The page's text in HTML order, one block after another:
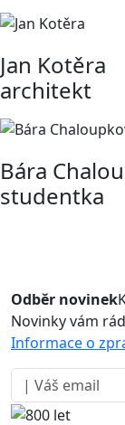
Jan Kotěra
architekt
Bára
studentka
Odběr novinek
Novinky vám
Informace o